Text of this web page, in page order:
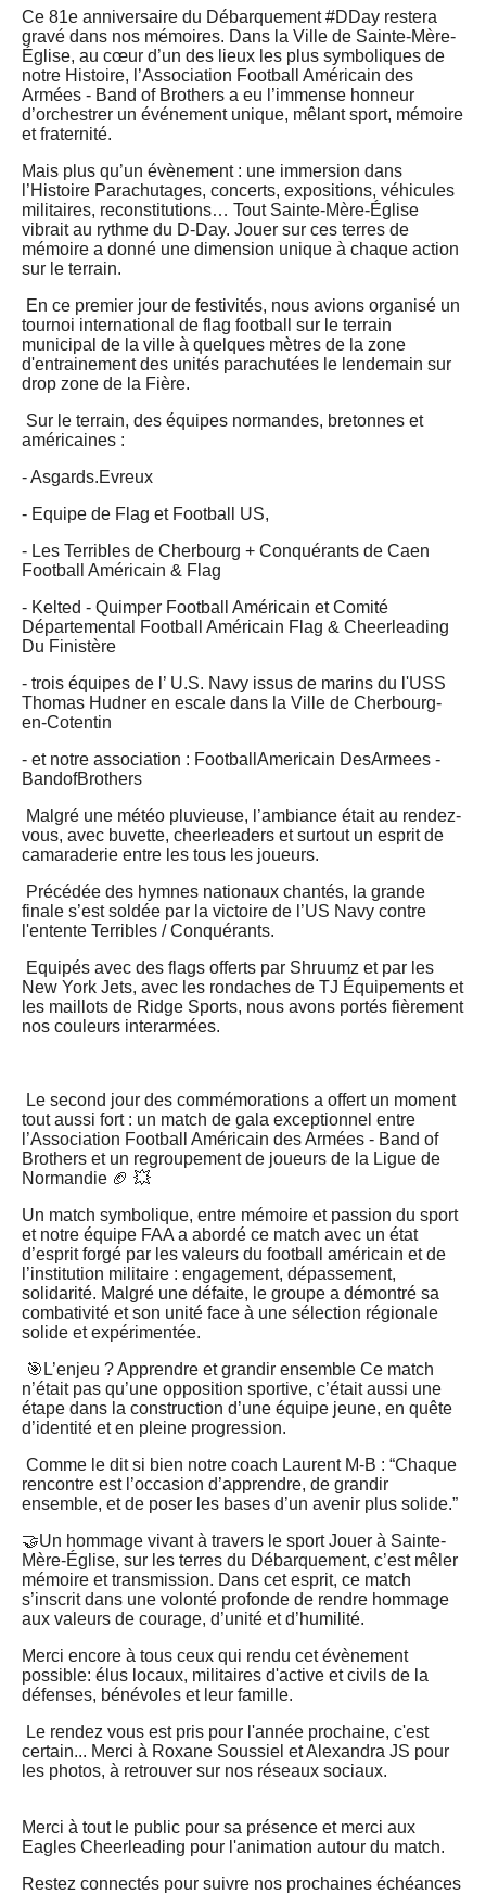
Ce 81e anniversaire du Débarquement #DDay restera
gravé dans nos mémoires. Dans la Ville de Sainte-Mère-
Église, au cœur d’un des lieux les plus symboliques de
notre Histoire, l’Association Football Américain des
Armées - Band of Brothers a eu l’immense honneur
d’orchestrer un événement unique, mêlant sport, mémoire
et fraternité.
Mais plus qu’un évènement : une immersion dans
l’Histoire Parachutages, concerts, expositions, véhicules
militaires, reconstitutions… Tout Sainte-Mère-Église
vibrait au rythme du D-Day. Jouer sur ces terres de
mémoire a donné une dimension unique à chaque action
sur le terrain.
En ce premier jour de festivités, nous avions organisé un
tournoi international de flag football sur le terrain
municipal de la ville à quelques mètres de la zone
d'entrainement des unités parachutées le lendemain sur
drop zone de la Fière.
Sur le terrain, des équipes normandes, bretonnes et
américaines :
- Asgards.Evreux
- Equipe de Flag et Football US,
- Les Terribles de Cherbourg + Conquérants de Caen
Football Américain & Flag
- Kelted - Quimper Football Américain et Comité
Départemental Football Américain Flag & Cheerleading
Du Finistère
- trois équipes de l’ U.S. Navy issus de marins du l'USS
Thomas Hudner en escale dans la Ville de Cherbourg-
en-Cotentin
- et notre association : FootballAmericain DesArmees -
BandofBrothers
Malgré une météo pluvieuse, l’ambiance était au rendez-
vous, avec buvette, cheerleaders et surtout un esprit de
camaraderie entre les tous les joueurs.
Précédée des hymnes nationaux chantés, la grande
finale s’est soldée par la victoire de l’US Navy contre
l'entente Terribles / Conquérants.
Equipés avec des flags offerts par Shruumz et par les
New York Jets, avec les rondaches de TJ Équipements et
les maillots de Ridge Sports, nous avons portés fièrement
nos couleurs interarmées.
Le second jour des commémorations a offert un moment
tout aussi fort : un match de gala exceptionnel entre
l’Association Football Américain des Armées - Band of
Brothers et un regroupement de joueurs de la Ligue de
Normandie 🏈 💥
Un match symbolique, entre mémoire et passion du sport
et notre équipe FAA a abordé ce match avec un état
d’esprit forgé par les valeurs du football américain et de
l’institution militaire : engagement, dépassement,
solidarité. Malgré une défaite, le groupe a démontré sa
combativité et son unité face à une sélection régionale
solide et expérimentée.
🎯L’enjeu ? Apprendre et grandir ensemble Ce match
n’était pas qu’une opposition sportive, c’était aussi une
étape dans la construction d’une équipe jeune, en quête
d’identité et en pleine progression.
Comme le dit si bien notre coach Laurent M-B : “Chaque
rencontre est l’occasion d’apprendre, de grandir
ensemble, et de poser les bases d’un avenir plus solide.”
🤝Un hommage vivant à travers le sport Jouer à Sainte-
Mère-Église, sur les terres du Débarquement, c’est mêler
mémoire et transmission. Dans cet esprit, ce match
s’inscrit dans une volonté profonde de rendre hommage
aux valeurs de courage, d’unité et d’humilité.
Merci encore à tous ceux qui rendu cet évènement
possible: élus locaux, militaires d'active et civils de la
défenses, bénévoles et leur famille.
Le rendez vous est pris pour l'année prochaine, c'est
certain... Merci à Roxane Soussiel et Alexandra JS pour
les photos, à retrouver sur nos réseaux sociaux.
Merci à tout le public pour sa présence et merci aux
Eagles Cheerleading pour l'animation autour du match.
Restez connectés pour suivre nos prochaines échéances